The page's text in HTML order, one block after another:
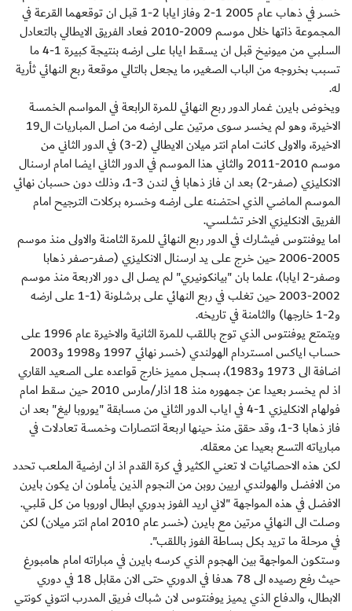
خسر في ذهاب عام 2005 1-2 وفاز ايابا 2-1 قبل ان توقعهما القرعة في
المجموعة ذاتها خلال موسم 2009-2010 فعاد الفريق الايطالي بالتعادل
السلبي من ميونيخ قبل ان يسقط ايابا على ارضه بنتيجة كبيرة 1-4 ما
تسبب بخروجه من الباب الصغير، ما يجعل بالتالي موقعة ربع النهائي ثأرية
له.
ويخوض بايرن غمار الدور ربع النهائي للمرة الرابعة في المواسم الخمسة
الاخيرة، وهو لم يخسر سوى مرتين على ارضه من اصل المباريات ال19
الاخيرة، والاولى كانت امام انتر ميلان الايطالي (2-3) في الدور الثاني من
موسم 2010-2011 والثاني هذا الموسم في الدور الثاني ايضا امام ارسنال
الانكليزي (صفر-2) بعد ان فاز ذهابا في لندن 3-1، وذلك دون حسبان نهائي
الموسم الماضي الذي احتضنه على ارضه وخسره بركلات الترجيح امام
الفريق الانكليزي الاخر تشلسي.
اما يوفنتوس فيشارك في الدور ربع النهائي للمرة الثامنة والاولى منذ موسم
2005-2006 حين خرج على يد ارسنال الانكليزي (صفر-صفر ذهابا
وصفر-2 ايابا)، علما بان "بيانكونيري" لم يصل الى دور الاربعة منذ موسم
2002-2003 حين تغلب في ربع النهائي على برشلونة (1-1 على ارضه
و2-1 خارجها) والثامنة في تاريخه.
ويتمتع يوفنتوس الذي توج باللقب للمرة الثانية والاخيرة عام 1996 على
حساب اياكس امستردام الهولندي (خسر نهائي 1997 و1998 و2003
اضافة الى 1973 و1983)، بسجل مميز خارج قواعده على الصعيد القاري
اذ لم يخسر بعيدا عن جمهوره منذ 18 اذار/مارس 2010 حين سقط امام
فولهام الانكليزي 1-4 في اياب الدور الثاني من مسابقة "يوروبا ليغ" بعد ان
فاز ذهابا 3-1، وقد حقق منذ حينها اربعة انتصارات وخمسة تعادلات في
مبارياته التسع بعيدا عن معقله.
لكن هذه الاحصائيات لا تعني الكثير في كرة القدم اذ ان ارضية الملعب تحدد
من الافضل والهولندي اريين روبن من النجوم الذين يأملون ان يكون بايرن
الافضل في هذه المواجهة "لاني اريد الفوز بدوري ابطال اوروبا من كل قلبي.
وصلت الى النهائي مرتين مع بايرن (خسر عام 2010 امام انتر ميلان) لكن
في مرحلة ما تريد بكل بساطة الفوز باللقب".
وستكون المواجهة بين الهجوم الذي كرسه بايرن في مباراته امام هامبورغ
حيث رفع رصيده الى 78 هدفا في الدوري حتى الان مقابل 18 في دوري
الابطال، والدفاع الذي يميز يوفنتوس لان شباك فريق المدرب انتوني كونتي